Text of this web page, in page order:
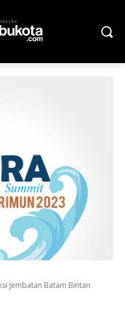
Jembatan Batam Bintan